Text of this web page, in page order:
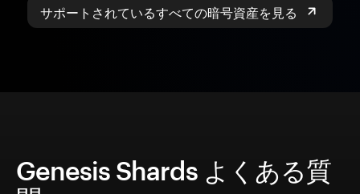
サポートされているすべての暗号資産を見る
Genesis Shards よくある質